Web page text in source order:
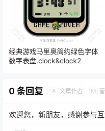
经典游戏马里奥简约绿色字体
数字表盘.clock&clock2
0 条回复 A 文章作者 M
欢迎您，新朋友，感谢参与互